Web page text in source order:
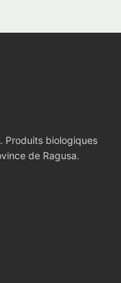
Produits biologiques
de Ragusa.